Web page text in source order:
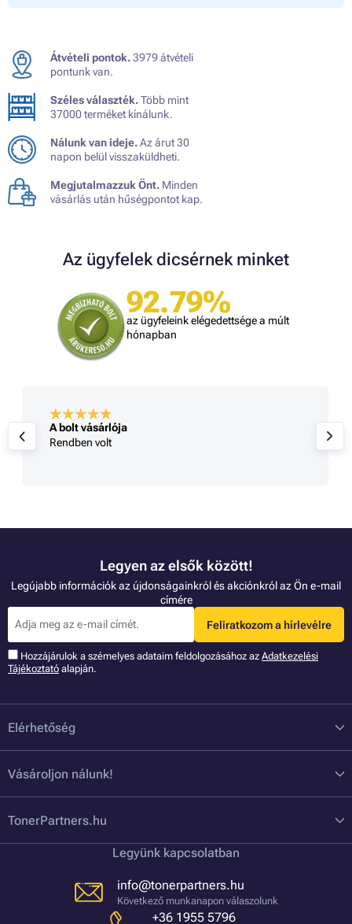
Átvételi pontok.3979 átvételi
pontunk van.
Széles választék.Több mint
37000 terméket kínálunk.
Nálunk van ideje.Az árut 30
napon belül visszaküldheti.
Megjutalmazzuk Önt. Minden
vásárlás után hűségpontot kap.
Az ügyfelek dicsérnek minket
92.79%
az ügyfeleink elégedettsége a múlt
hónapban
A bolt vásárlója
Rendben volt
Legyen az elsők között!
Legújabb információk az újdonságainkról és akciónkról az Ön e-mail
címére
Feliratkozom a hírlevélre
Hozzájárulok a szémelyes adataim feldolgozásához az Adatkezelési
Tájékoztató alapján.
Elérhetőség
Vásároljon nálunk!
TonerPartners.hu
Legyünk kapcsolatban
info@tonerpartners.hu
Következő munkanapon válaszolunk
+36 1955 5796